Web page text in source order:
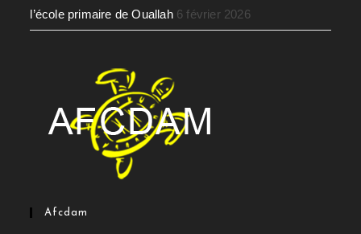
l’école primaire de Ouallah 6 février 2026
Afcdam